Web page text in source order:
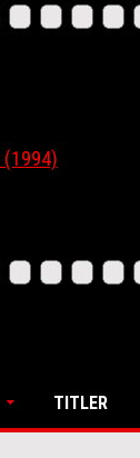
TITLER